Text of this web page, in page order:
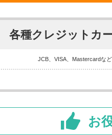
各種クレジットカ
お